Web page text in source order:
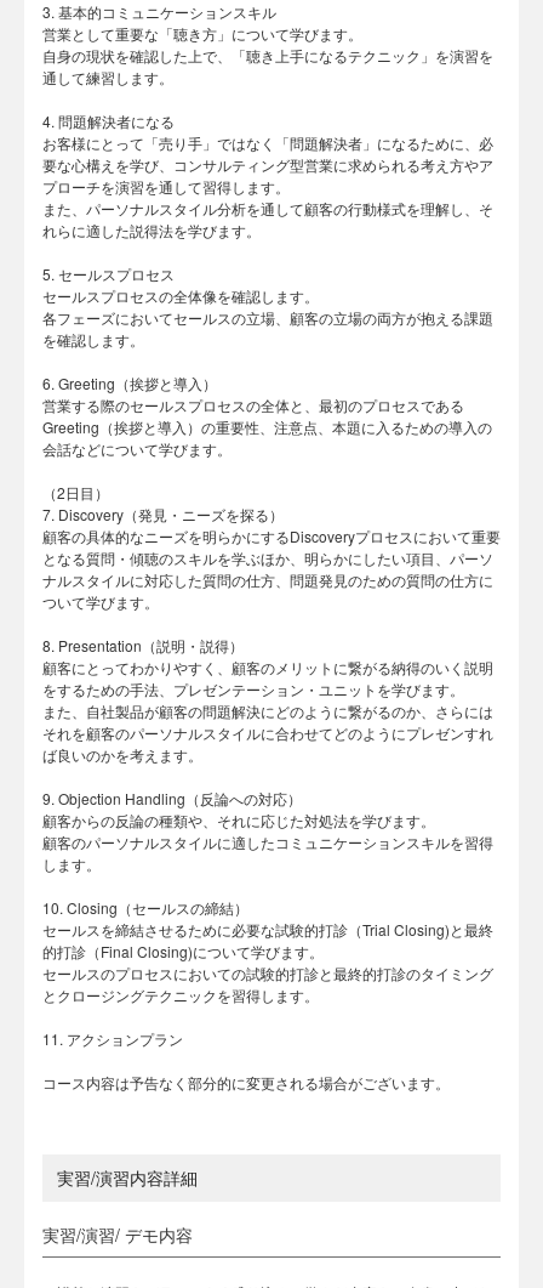
3. 基本的コミュニケーションスキル
営業として重要な「聴き方」について学びます。
自身の現状を確認した上で、「聴き上手になるテクニック」を演習を
通して練習します。
4. 問題解決者になる
お客様にとって「売り手」ではなく「問題解決者」になるために、必
要な心構えを学び、コンサルティング型営業に求められる考え方やア
プローチを演習を通して習得します。
また、パーソナルスタイル分析を通して顧客の行動様式を理解し、そ
れらに適した説得法を学びます。
5. セールスプロセス
セールスプロセスの全体像を確認します。
各フェーズにおいてセールスの立場、顧客の立場の両方が抱える課題
を確認します。
6. Greeting（挨拶と導入）
営業する際のセールスプロセスの全体と、最初のプロセスである
Greeting（挨拶と導入）の重要性、注意点、本題に入るための導入の
会話などについて学びます。
（2日目）
7. Discovery（発見・ニーズを探る）
顧客の具体的なニーズを明らかにするDiscoveryプロセスにおいて重要
となる質問・傾聴のスキルを学ぶほか、明らかにしたい項目、パーソ
ナルスタイルに対応した質問の仕方、問題発見のための質問の仕方に
ついて学びます。
8. Presentation（説明・説得）
顧客にとってわかりやすく、顧客のメリットに繋がる納得のいく説明
をするための手法、プレゼンテーション・ユニットを学びます。
また、自社製品が顧客の問題解決にどのように繋がるのか、さらには
それを顧客のパーソナルスタイルに合わせてどのようにプレゼンすれ
ば良いのかを考えます。
9. Objection Handling（反論への対応）
顧客からの反論の種類や、それに応じた対処法を学びます。
顧客のパーソナルスタイルに適したコミュニケーションスキルを習得
します。
10. Closing（セールスの締結）
セールスを締結させるために必要な試験的打診（Trial Closing)と最終
的打診（Final Closing)について学びます。
セールスのプロセスにおいての試験的打診と最終的打診のタイミング
とクロージングテクニックを習得します。
11. アクションプラン
コース内容は予告なく部分的に変更される場合がございます。
実習/演習内容詳細
実習/演習/ デモ内容